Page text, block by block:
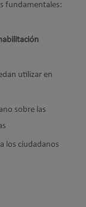
fundamentales:
utilizar en
sobre las
los ciudadanos